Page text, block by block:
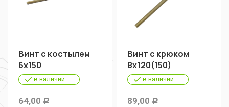
Винт с костылем
6х150
в наличии
64,00 Р
Винт с крюком
8х120(150)
в наличии
89,00 Р